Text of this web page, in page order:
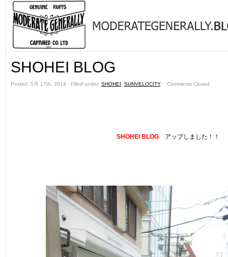
SHOHEI BLOG
Posted: 5月 17th, 2014 ˑ Filled under: SHOHEI SUNVELOCITYˑ Comments Closed
SHOHEI BLOGアップしました！！